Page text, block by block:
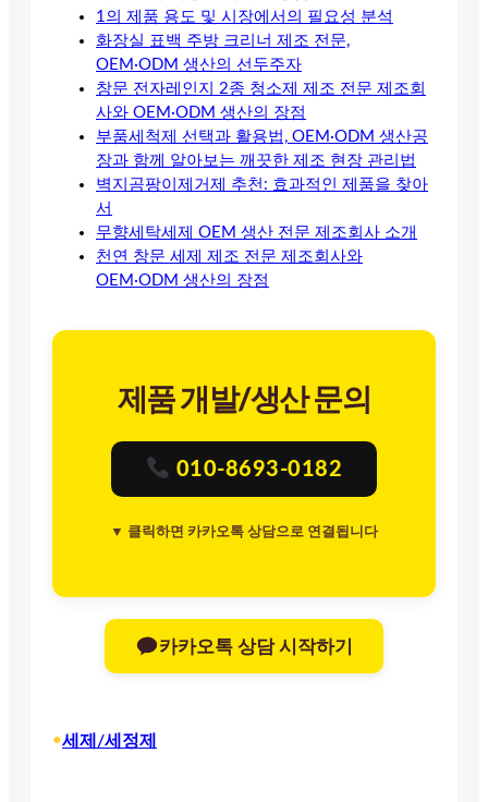
1의 제품 용도 및 시장에서의 필요성 분석
화장실 표백 주방 크리너 제조 전문,
OEM·ODM 생산의 선두주자
창문 전자레인지 2종 청소제 제조 전문 제조회
사와 OEM·ODM 생산의 장점
부품세척제 선택과 활용법, OEM·ODM 생산공
장과 함께 알아보는 깨끗한 제조 현장 관리법
벽지곰팡이제거제 추천: 효과적인 제품을 찾아
서
무향세탁세제 OEM 생산 전문 제조회사 소개
천연 창문 세제 제조 전문 제조회사와
OEM·ODM 생산의 장점
제품 개발/생산 문의
010-8693-0182
▼ 클릭하면 카카오톡 상담으로 연결됩니다
카카오톡 상담 시작하기
•세제/세정제